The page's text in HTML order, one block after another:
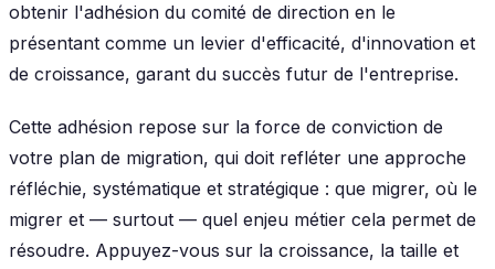
obtenir l'adhésion du comité de direction en le
présentant comme un levier d'efficacité, d'innovation et
de croissance, garant du succès futur de l'entreprise.
Cette adhésion repose sur la force de conviction de
votre plan de migration, qui doit refléter une approche
réfléchie, systématique et stratégique : que migrer, où le
migrer et — surtout — quel enjeu métier cela permet de
résoudre. Appuyez-vous sur la croissance, la taille et